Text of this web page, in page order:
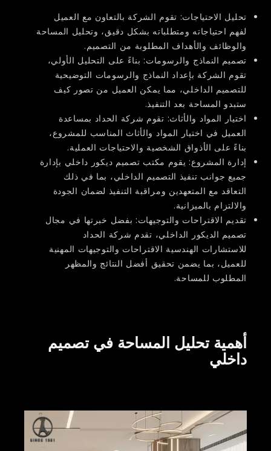
تحليل الاحتياجات: تقوم الشركة بالتعاون مع العميل
لفهم احتياجاته ومتطلباته بشكل دقيق، وتحليل المساحة
والوظائف والأهداف المطلوبة من التصميم.
تصميم النماذج والرسومات: بناءً على التحليل الأولي،
تقوم الشركة بإعداد النماذج والرسومات التوضيحية
للتصميم الداخلي، مما يمكن العميل من تصور كيف
ستبدو المساحة بعد التنفيذ.
اختيار المواد والأثاث: تقوم شركة الحداد بمساعدة
العميل في اختيار المواد والأثاث المناسب للمشروع،
بناءً على الأذواق الشخصية والاحتياجات العملية.
إدارة المشروع: يقوم مكتب تصميم ديكور داخلي بإدارة
جميع جوانب تنفيذ التصميم الداخلي، بما في ذلك
التعاقد مع المتعهدين ومراقبة التنفيذ لضمان الجودة
والالتزام بالميزانية.
تقديم الاقتراحات والتوجيهات: بفضل خبرتها في مجال
تصميم الديكور الداخلي، تقدم شركة الحداد
للاستشارات الهندسية الاقتراحات والتوجيهات المهنية
للعميل، بما يضمن تحقيق أفضل النتائج والمظهر
المطلوب للمساحة.
أهمية تحليل المساحة في تصميم
داخلي